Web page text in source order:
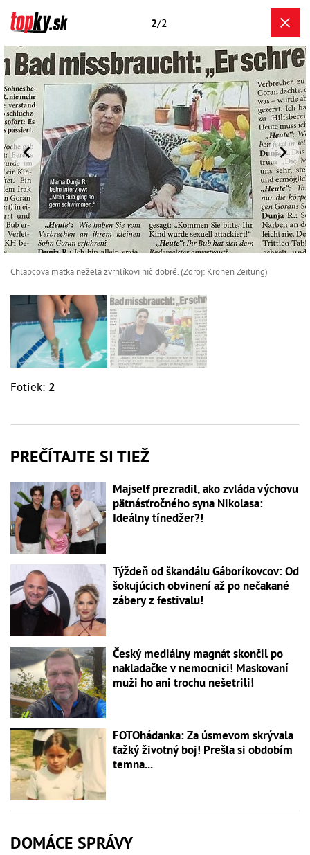
2/2
Chlapcova matka neželá zvrhlíkovi nič dobré. (Zdroj: Kronen Zeitung)
Fotiek: 2
PREČÍTAJTE SI TIEŽ
Majself prezradil, ako zvláda výchovu
pätnásťročného syna Nikolasa:
Ideálny tínedžer?!
Týždeň od škandálu Gáboríkovcov: Od
šokujúcich obvinení až po nečakané
zábery z festivalu!
Český mediálny magnát skončil po
nakladačke v nemocnici! Maskovaní
muži ho ani trochu nešetrili!
FOTOhádanka: Za úsmevom skrývala
ťažký životný boj! Prešla si obdobím
temna...
DOMÁCE SPRÁVY